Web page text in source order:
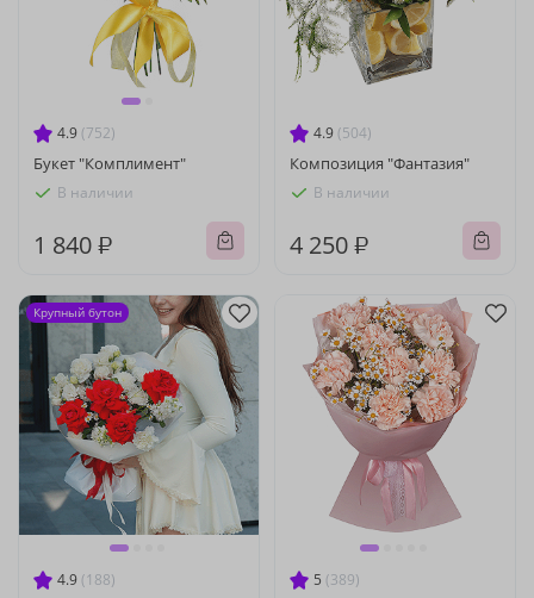
4.9 (752)
Букет "Комплимент"
В наличии
1 840 ₽
4.9 (504)
Композиция "Фантазия"
В наличии
4 250 ₽
4.9 (188)
Крупный бутон
5 (389)